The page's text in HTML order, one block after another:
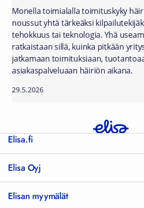
Monella toimialalla toimituskyky
noussut yhtä tärkeäksi
tehokkuus tai teknologia. Yhä
ratkaistaan sillä, kuinka pitkään
jatkamaan toimituksiaan,
asiakaspalveluaan häiriön aikana.
29.5.2026
Elisa.fi
Elisa Oyj
Elisan myymälät